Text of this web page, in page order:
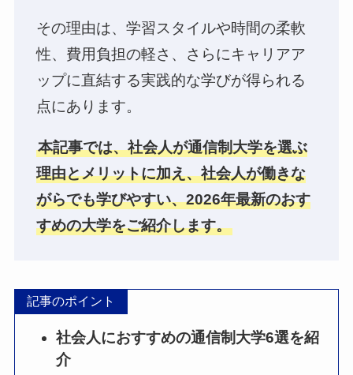
その理由は、学習スタイルや時間の柔軟
性、費用負担の軽さ、さらにキャリアア
ップに直結する実践的な学びが得られる
点にあります。
本記事では、社会人が通信制大学を選ぶ
理由とメリットに加え、社会人が働きな
がらでも学びやすい、2026年最新のおす
すめの大学をご紹介します。
記事のポイント
社会人におすすめの通信制大学6選を紹
介